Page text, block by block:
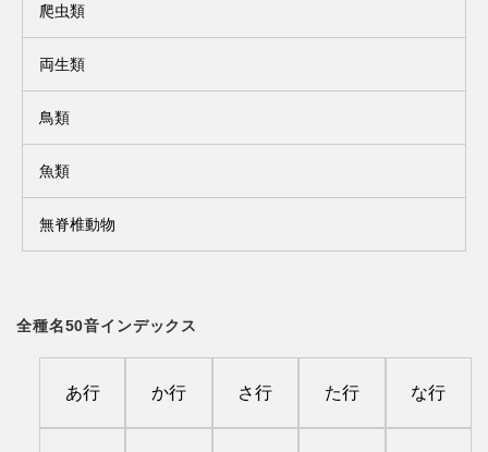
爬虫類
両生類
鳥類
魚類
無脊椎動物
全種名50音インデックス
あ行 か行 さ行 た行 な行